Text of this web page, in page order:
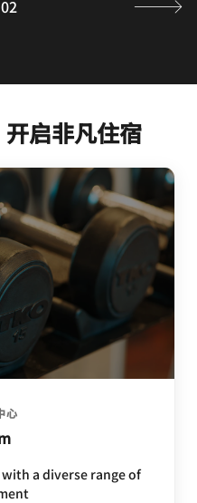
02
启非凡住宿
心
a diverse range of